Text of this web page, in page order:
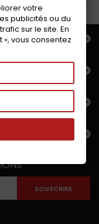
SOUSCRIRE
votre
publicités ou du
sur le site. En
vous consentez